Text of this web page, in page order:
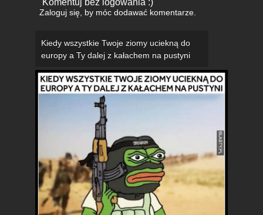
Komentuj bez logowania :)
Zaloguj się, by móc dodawać komentarze.
Kiedy wszystkie Twoje ziomy uciekną do
europy a Ty dalej z kałachem na pustyni